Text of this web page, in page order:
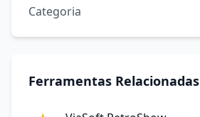
Categoria
Ferramentas Relacionadas